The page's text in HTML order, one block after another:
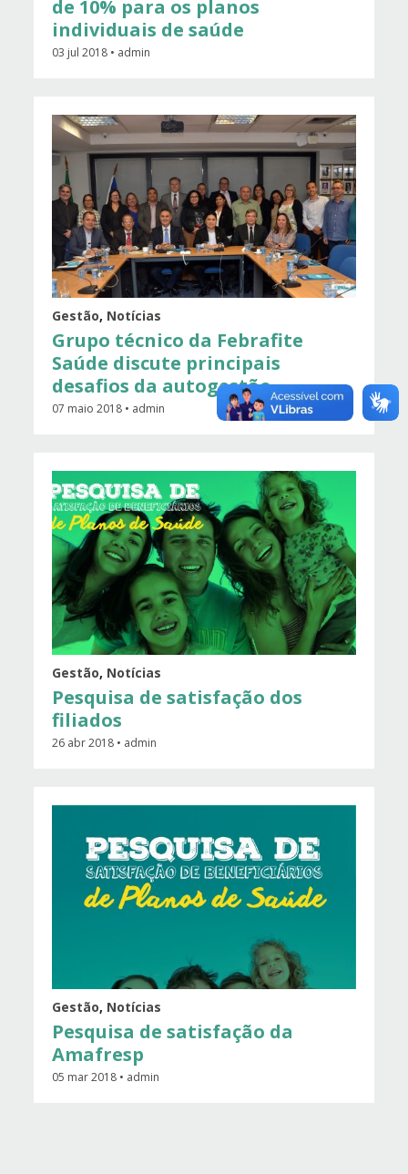
de 10% para os planos
individuais de saúde
03 jul 2018 • admin
Gestão, Notícias
Grupo técnico da Febrafite
Saúde discute principais
desafios da autogestão
07 maio 2018 • admin
Gestão, Notícias
Pesquisa de satisfação dos
filiados
26 abr 2018 • admin
Gestão, Notícias
Pesquisa de satisfação da
Amafresp
05 mar 2018 • admin